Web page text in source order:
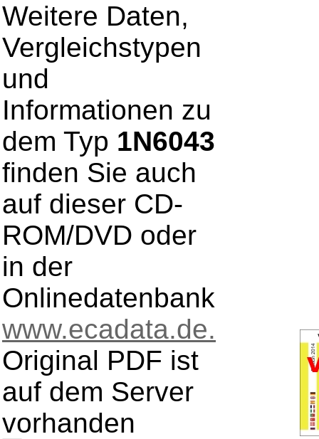
Weitere Daten,
Vergleichstypen
und
Informationen zu
dem Typ 1N6043
finden Sie auch
auf dieser CD-
ROM/DVD oder
in der
Onlinedatenbank
www.ecadata.de.
Original PDF ist
auf dem Server
vorhanden